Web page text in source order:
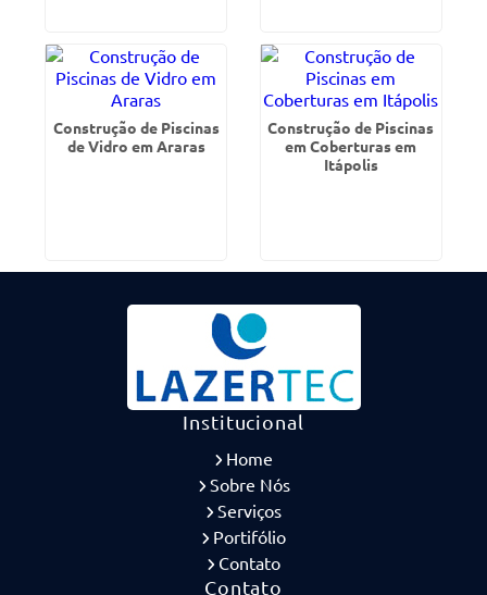
Construção de Piscinas
de Vidro em Araras
Construção de Piscinas
em Coberturas em
Itápolis
Institucional
Home
Sobre Nós
Serviços
Portifólio
Contato
Contato